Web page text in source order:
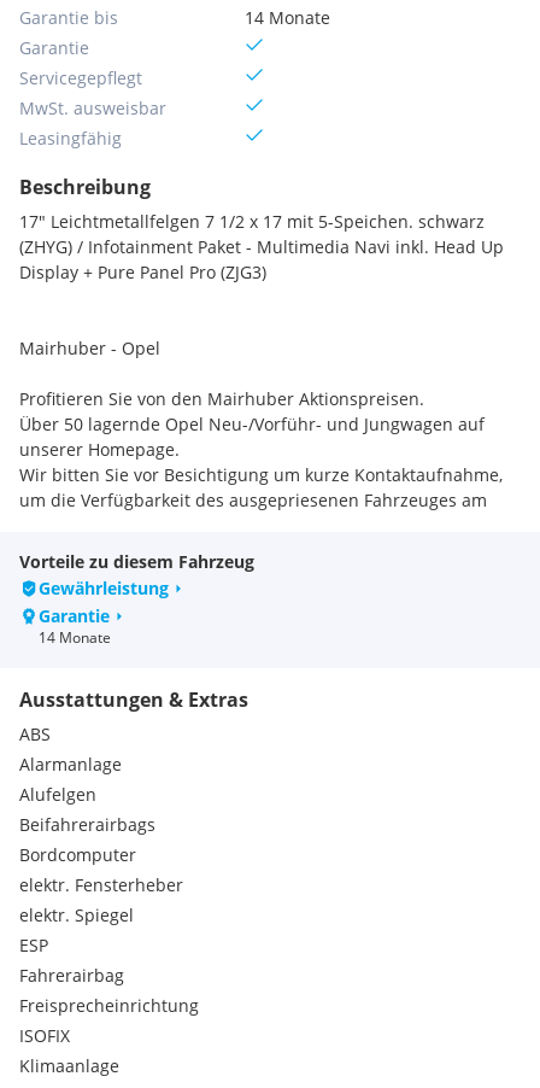
Garantie bis
14 Monate
Garantie
Servicegepflegt
MwSt. ausweisbar
Leasingfähig
Beschreibung
17" Leichtmetallfelgen 7 1/2 x 17 mit 5-Speichen. schwarz
(ZHYG) / Infotainment Paket - Multimedia Navi inkl. Head Up
Display + Pure Panel Pro (ZJG3)
Mairhuber - Opel
Profitieren Sie von den Mairhuber Aktionspreisen.
Über 50 lagernde Opel Neu-/Vorführ- und Jungwagen auf
unserer Homepage.
Wir bitten Sie vor Besichtigung um kurze Kontaktaufnahme,
um die Verfügbarkeit des ausgepriesenen Fahrzeuges am
Unser Opel Verkaufsberater:
Thomas Schönhuber (0) 7612/62662-343
Leasingfinanzierungen sowie eine günstige
Fahrzeugversicherung.
team mairhuber - best service for you
Angebot vorbehaltlich Verfügbarkeit, Druck- und
Beschreibungsfehler. Symbolabbildungen möglich.
Serienausstattungen:
Leuchtweitenregulierung, manuell
Außenspiegelgehäuse in schwarz
Elektronische Bremskraftverteilung
LED-Rückleuchten
Elektrische Parkbremse
LED-Innenraumbeleuchtung
Dachhimmel schwarz
Vorteile zu diesem Fahrzeug
Gewährleistung
Garantie
14 Monate
Ausstattungen & Extras
ABS
Alarmanlage
Alufelgen
Beifahrerairbags
Bordcomputer
elektr. Fensterheber
elektr. Spiegel
ESP
Fahrerairbag
Freisprecheinrichtung
ISOFIX
Klimaanlage